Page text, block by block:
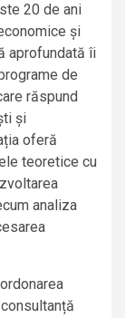
20 de ani
și
aprofundată îi
de
răspund
și
oferă
teoretice cu
analiza